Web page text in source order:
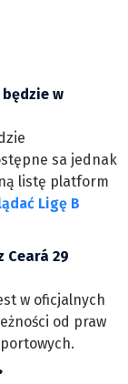
będzie w
sa jednak
listę platform
Ligę B
Ceará 29
w oficjalnych
od praw